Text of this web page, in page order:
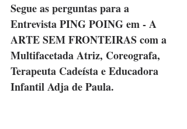
Segue as perguntas para a
Entrevista PING POING em - A
ARTE SEM FRONTEIRAS com a
Multifacetada Atriz, Coreografa,
Terapeuta Cadeísta e Educadora
Infantil Adja de Paula.